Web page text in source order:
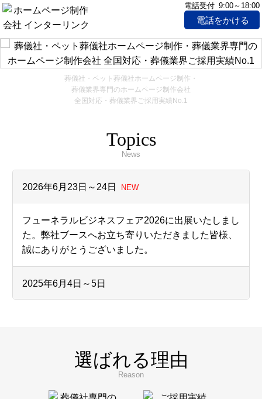
電話受付 9:00～18:00
電話をかける
葬儀社・ペット葬儀社ホームページ制作・
葬儀業界専門のホームページ制作会社
全国対応・葬儀業界ご採用実績No.1
Topics
News
2026年6月23日～24日 NEW
フューネラルビジネスフェア2026に出展いたしまし
た。 弊社ブースへお立ち寄りいただきました皆様、
誠にありがとうございました。
2025年6月4日～5日
選ばれる理由
Reason